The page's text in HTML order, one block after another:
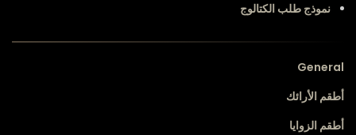
نموذج طلب الكتالوج
General
أطقم الأرائك
أطقم الزوايا